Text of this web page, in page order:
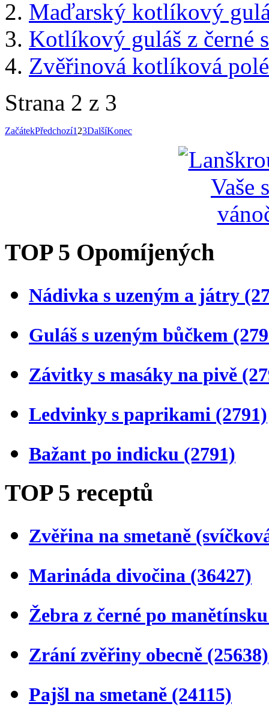
Maďarský kotlíkový
Kotlíkový guláš z černé
Zvěřinová kotlíková
Strana 2 z 3
ZačátekPředchozí1 23DalšíKonec
TOP 5 Opomíjených
Nádivka s uzeným a játry
Guláš s uzeným bůčkem
Závitky s masáky na pivě
Ledvinky s paprikami (2791)
Bažant po indicku (2791)
TOP 5 receptů
Zvěřina na smetaně
Marináda divočina (36427)
Žebra z černé po
Zrání zvěřiny obecně (25638)
Pajšl na smetaně (24115)